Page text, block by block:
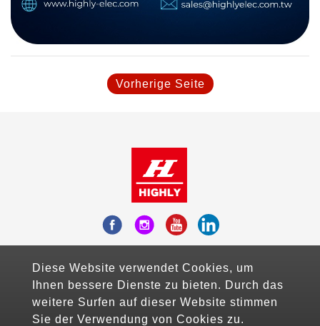
Vorherige Seite
Diese Website verwendet Cookies, um
Ihnen bessere Dienste zu bieten. Durch das
weitere Surfen auf dieser Website stimmen
Sie der Verwendung von Cookies zu.
Zhonghe District , New Taipei City, Taiwan
Mail：sales@highlyelec.com.tw
TEL：+886-2-8226-1490
FAX：+886-2-8226-1600